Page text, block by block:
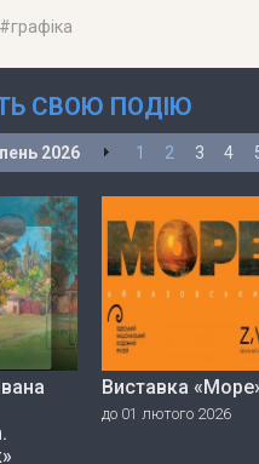
графіка
СВОЮ ПОДІЮ
2026 1 2 3 4
Виставка
до 01 лютого 2026